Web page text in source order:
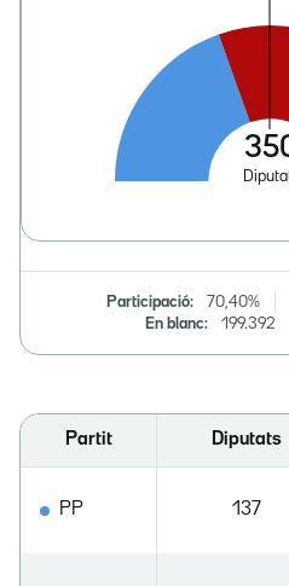
Participació: 70,40%
En blanc:
199.392
Partit Diputats
PP 137